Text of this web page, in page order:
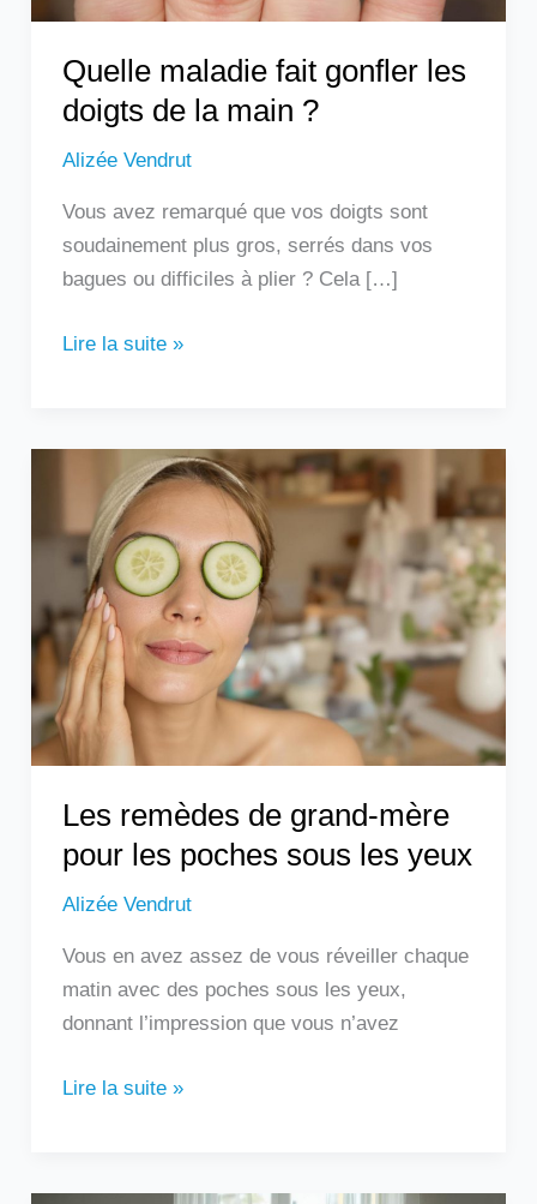
Quelle maladie fait gonfler les
doigts de la main ?
Alizée Vendrut
Vous avez remarqué que vos doigts sont
soudainement plus gros, serrés dans vos
bagues ou difficiles à plier ? Cela […]
?
Lire la suite »
Les remèdes de grand-mère
pour les poches sous les yeux
Alizée Vendrut
Vous en avez assez de vous réveiller chaque
matin avec des poches sous les yeux,
donnant l’impression que vous n’avez
remèdes
de
grand-
mère
pour
les
poches
sous
les
yeux
Lire la suite »